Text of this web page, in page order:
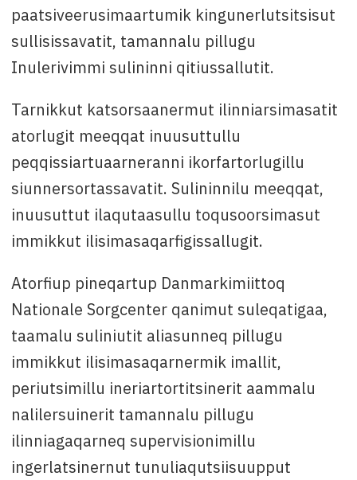
paatsiveerusimaartumik kingunerlutsitsisut
sullisissavatit, tamannalu pillugu
Inulerivimmi sulininni qitiussallutit.
Tarnikkut katsorsaanermut ilinniarsimasatit
atorlugit meeqqat inuusuttullu
peqqissiartuaarneranni ikorfartorlugillu
siunnersortassavatit. Sulininnilu meeqqat,
inuusuttut ilaqutaasullu toqusoorsimasut
immikkut ilisimasaqarfigissallugit.
Atorfiup pineqartup Danmarkimiittoq
Nationale Sorgcenter qanimut suleqatigaa,
taamalu suliniutit aliasunneq pillugu
immikkut ilisimasaqarnermik imallit,
periutsimillu ineriartortitsinerit aammalu
nalilersuinerit tamannalu pillugu
ilinniagaqarneq supervisionimillu
ingerlatsinernut tunuliaqutsiisuupput